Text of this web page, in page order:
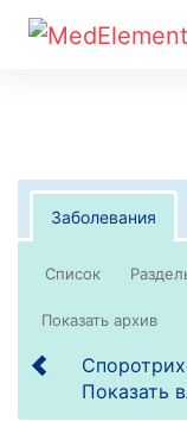
Заболевания
Список
Показать